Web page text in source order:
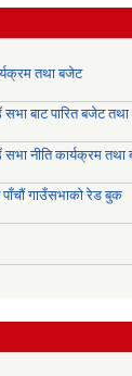
तथा बजेट
बाट पारित बजेट तथा
नीति कार्यक्रम तथा
गाउँसभाको रेड बुक